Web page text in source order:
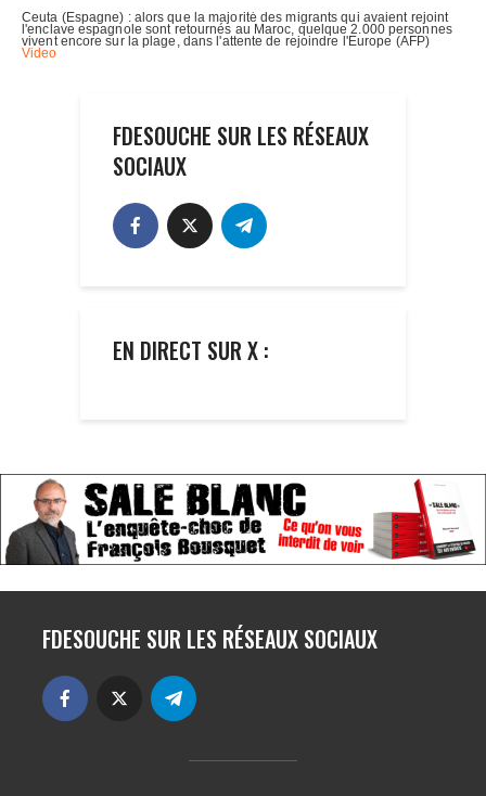
FDESOUCHE SUR LES RÉSEAUX
SOCIAUX
EN DIRECT SUR X :
FDESOUCHE SUR LES RÉSEAUX SOCIAUX